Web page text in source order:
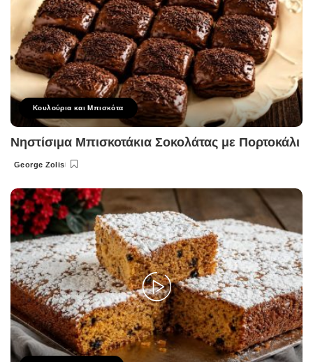
Κουλούρια και Μπισκότα
Νηστίσιμα Μπισκοτάκια Σοκολάτας με Πορτοκάλι
Posted
George Zolis